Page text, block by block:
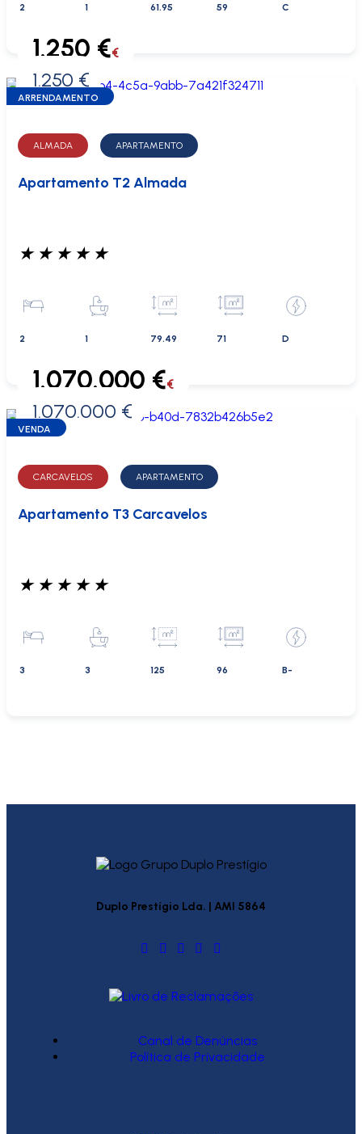
2 1 61.95 59 C
0 €
1.250 €€
1.250 €
ARRENDAMENTO
ALMADA APARTAMENTO
Apartamento T2 Almada
★ ★ ★ ★ ★
2 1 79.49 71 D
0 €
1.070.000 €€
1.070.000 €
VENDA
CARCAVELOS APARTAMENTO
Apartamento T3 Carcavelos
★ ★ ★ ★ ★
3 3 125 96 B-
Duplo Prestígio Lda. | AMI 5864
Canal de Denúncias
Política de Privacidade